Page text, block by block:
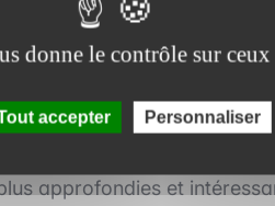
vous êtes confronté
approfondies et
donne le contrôle sur
accepter Personnaliser